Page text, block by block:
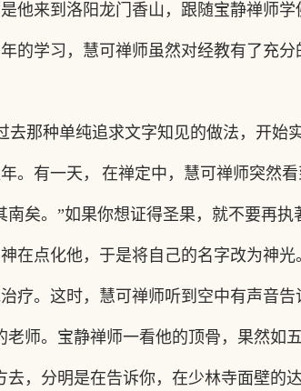
他来到洛阳龙门香山，跟随宝静禅师
的学习，慧可禅师虽然对经教有了充
那种单纯追求文字知见的做法，开始
。有一天， 在禅定中，慧可禅师突然
南矣。 ”如果你想证得圣果，就不要再
在点化他，于是将自己的名字改为神
疗。这时，慧可禅师听到空中有声音告
师。宝静禅师一看他的顶骨，果然如
，分明是在告诉你，在少林寺面壁的